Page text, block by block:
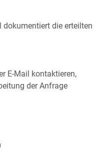
dokumentiert die erteilten
E-Mail kontaktieren,
der Anfrage